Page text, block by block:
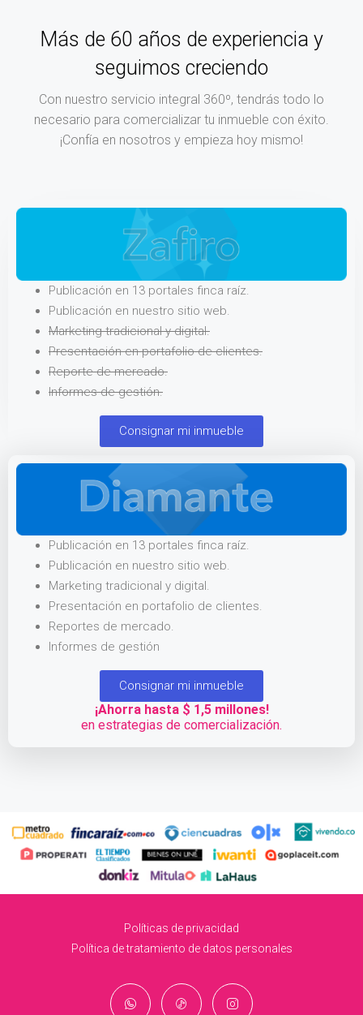
Más de 60 años de experiencia y
seguimos creciendo
Con nuestro servicio integral 360º, tendrás todo lo
necesario para comercializar tu inmueble con éxito.
¡Confía en nosotros y empieza hoy mismo!
Publicación en 13 portales finca raíz.
Publicación en nuestro sitio web.
Marketing tradicional y digital.
Presentación en portafolio de clientes.
Reporte de mercado.
Informes de gestión.
Consignar mi inmueble
Publicación en 13 portales finca raíz.
Publicación en nuestro sitio web.
Marketing tradicional y digital.
Presentación en portafolio de clientes.
Reportes de mercado.
Informes de gestión
Consignar mi inmueble
¡Ahorra hasta $ 1,5 millones!
en estrategias de comercialización.
Políticas de privacidad
Política de tratamiento de datos personales